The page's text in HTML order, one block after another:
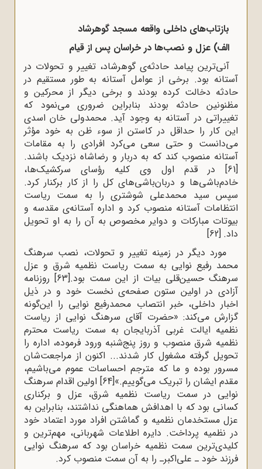
بازتاب‌های داخلی واقعه مسجد گوهرشاد
الف) عزل و نصب‌ها در خراسان پس از قیام
آنى‌ترین پیامد حادثه‌ى گوهرشاد، تغییر و تحولات در
آستانه بود. برخى از عوامل آستانه به طور مستقیم در
حادثه دخالت کرده بودند و برخى دیگر از محرکین و
مظنونین حادثه بودند بنابراین ضرورى مى‌نمود که
تغییراتى در آستانه به وجود آید. محمدولى خان اسدى
این کار را حداقل در کاستن از سوء ظن به خود مؤثر
مى‌دانست و حتى سعى مى‌کرد افرادى را به مقامات
آستانه منصوب کند که به دربار و رضاشاه نزدیک باشند.
[61] در قدم اول وى کلیه‌ رؤساى سرکشیک‌ها،
خادم‌باشى‌ها و دربان‌باشى‌هاى کل را از کار برکنار کرد.
سپس سید محمدعلى شوشترى را به سمت ریاست
انتظامات آستانه منصوب کرد و اداره‌ آستانه‌ى مقدسه و
بیوتات مبارکات و دوایر مخصوص به آن را به او تحویل
داد. [62]
مورد دیگر در زمینه تغییر و تحولات، نصب سرهنگ
محمد رفیع نوایى به سمت ریاست نظمیه شرق و عزل
سرهنگ حسین‌قلی بیات از این سمت بود.[63]روزنامه‌
آزادى در اولین ستون صفحه‌ى نخست خود و در ذیل
اخبار داخلی، خبر انتصاب محمدرفیع نوایی را این‌گونه
گزارش می‌کند: «حضرت آقاى سرهنگ نوایى از ریاست
نظمیه‌ ایالت غربى آذربایجان به سمت ریاست محترم
نظمیه‌ شرق منصوب و روز پنج‌شنبه ورود فرموده، اداره را
تحویل گرفته مشغول کار شدند... اکنون از مراجعت‌شان
مسرور بوده و ما که مترجم احساسات عموم مى‌باشیم،
مقدم ایشان را تبریک مى‌گوییم.»[64]اولین اقدام سرهنگ
نوایی در سمت ریاست نظمیه‌ شرق، عزل و برکنارى
کسانى بود که با اهدافش هماهنگى نداشتند، بنابراین به
عزل مستخدمان نظمیه و گماشتن افراد مورد اعتماد خود
در نظمیه پرداخت. دایره‌ اطلاعات شهربانى، مهم‌ترین و
کلیدى‌ترین سمت نظمیه‌ خراسان بود که سرهنگ نوایى
فرزند خود ـ على‌اکبرـ را به آن سمت منصوب کرد.